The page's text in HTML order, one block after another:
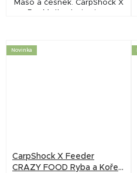
Maso a česnek. CarpShock X
Pro Method mixy jsou
Novinka
CarpShock X Feeder
CRAZY FOOD Ryba a Koření